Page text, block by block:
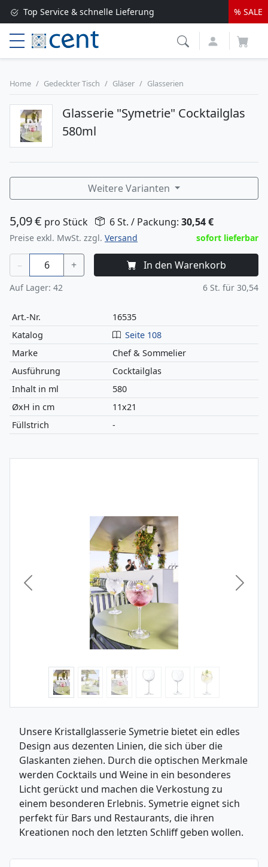
Top Service & schnelle Lieferung
Versandkostenfrei ab 250 EUR*
Lieferung nur 1-2 Werktage
% SALE
Home Gedeckter Tisch Gläser Glasserien
Glasserie "Symetrie" Cocktailglas
580ml
Weitere Varianten
5,09€ pro Stück 6 St. / Packung: 30,54€
Preise exkl. MwSt. zzgl. Versand sofort lieferbar
– + In den Warenkorb
Auf Lager: 42 6 St. für 30,54
Art.-Nr.
16535
Katalog
Seite 108
Marke
Chef & Sommelier
Ausführung
Cocktailglas
Inhalt in ml
580
ØxH in cm
11x21
Füllstrich
-
Vorheriges Bild
Unsere Kristallglasserie Symetrie bietet ein edles
Design aus dezenten Linien, die sich über die
Glaskanten ziehen. Durch die optischen Merkmale
werden Cocktails und Weine in ein besonderes
Licht gerückt und machen die Verkostung zu
einem besonderen Erlebnis. Symetrie eignet sich
perfekt für Bars und Restaurants, die ihren
Kreationen noch den letzten Schliff geben wollen.